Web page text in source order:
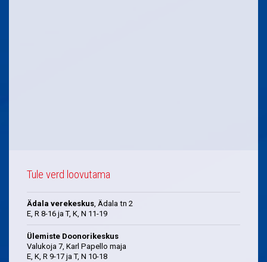
Tule verd loovutama
Ädala verekeskus, Ädala tn 2
E, R 8-16 ja T, K, N 11-19
Ülemiste Doonorikeskus
Valukoja 7, Karl Papello maja
E, K, R 9-17 ja T, N 10-18